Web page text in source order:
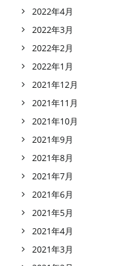
2022年4月
2022年3月
2022年2月
2022年1月
2021年12月
2021年11月
2021年10月
2021年9月
2021年8月
2021年7月
2021年6月
2021年5月
2021年4月
2021年3月